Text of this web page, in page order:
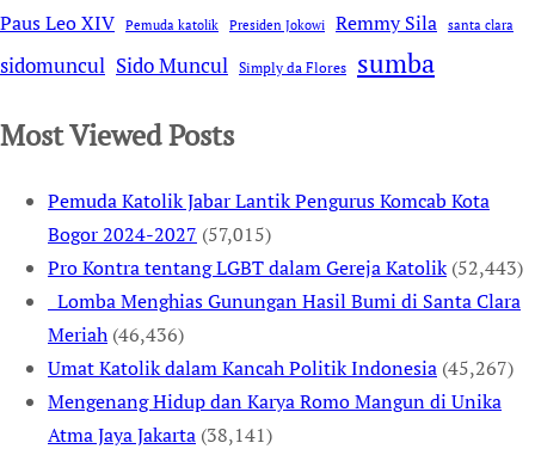
Paus Leo XIV Pemuda katolik Presiden Jokowi Remmy Sila santa clara
sidomuncul Sido Muncul Simply da Flores sumba
Most Viewed Posts
Pemuda Katolik Jabar Lantik Pengurus Komcab Kota
Bogor 2024-2027 (57,015)
Pro Kontra tentang LGBT dalam Gereja Katolik (52,443)
Lomba Menghias Gunungan Hasil Bumi di Santa Clara
Meriah (46,436)
Umat Katolik dalam Kancah Politik Indonesia (45,267)
Mengenang Hidup dan Karya Romo Mangun di Unika
Atma Jaya Jakarta (38,141)